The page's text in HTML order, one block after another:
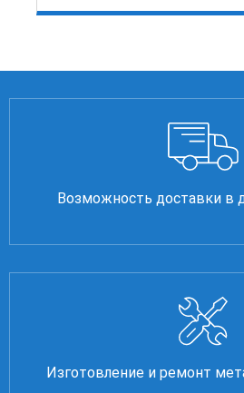
Возможность доставки в
Изготовление и ремонт